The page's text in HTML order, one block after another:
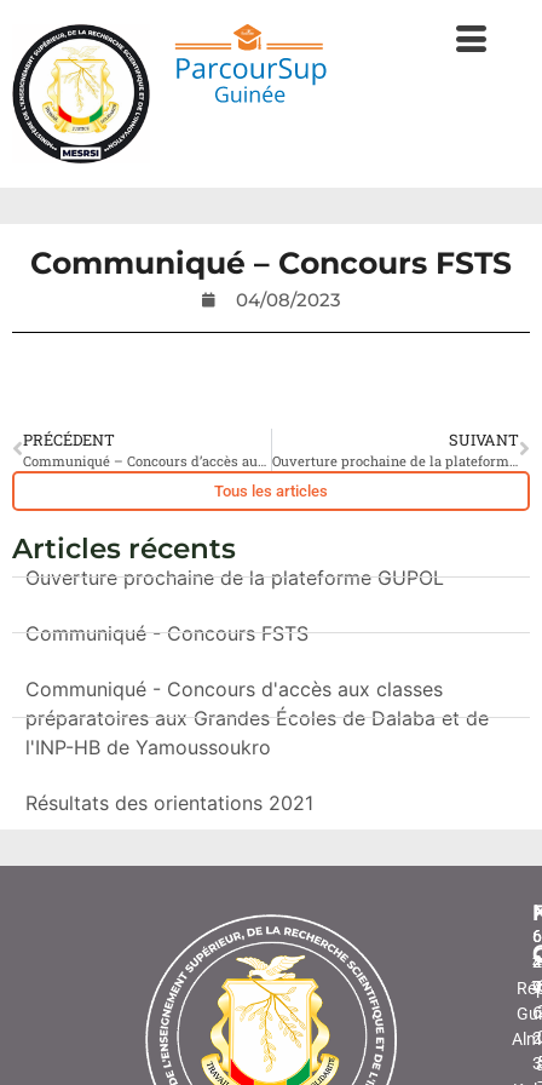
Communiqué – Concours FSTS
04/08/2023
PRÉCÉDENT SUIVANT
Tous les articles
Articles récents
Ouverture prochaine de la plateforme GUPOL
Communiqué - Concours FSTS
Communiqué - Concours d'accès aux classes
préparatoires aux Grandes Écoles de Dalaba et de
l'INP-HB de Yamoussoukro
Résultats des orientations 2021